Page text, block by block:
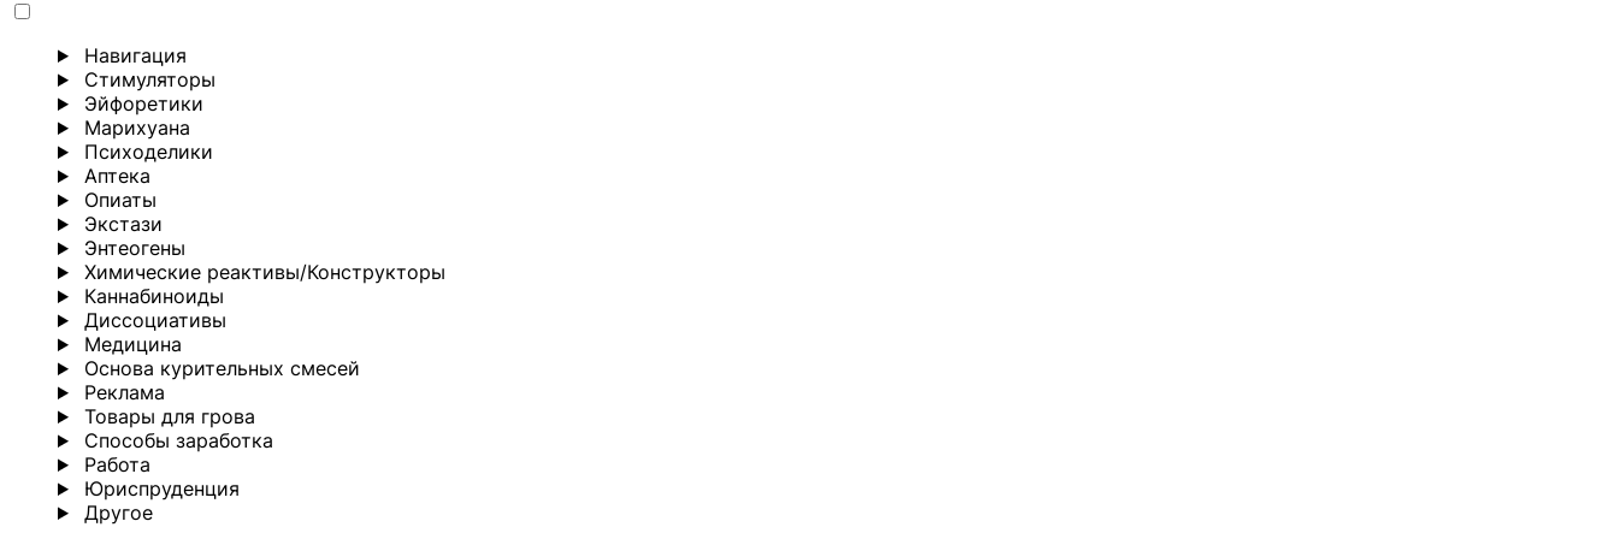
Навигация
Стимуляторы
Эйфоретики
Марихуана
Психоделики
Аптека
Опиаты
Экстази
Энтеогены
Химические реактивы/Конструкторы
Каннабиноиды
Диссоциативы
Медицина
Основа курительных смесей
Реклама
Товары для грова
Способы заработка
Работа
Юриспруденция
Другoе